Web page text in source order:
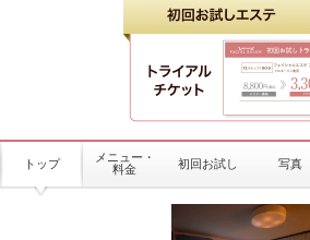
トップ
メニュー・
料金
初回お試し 写真